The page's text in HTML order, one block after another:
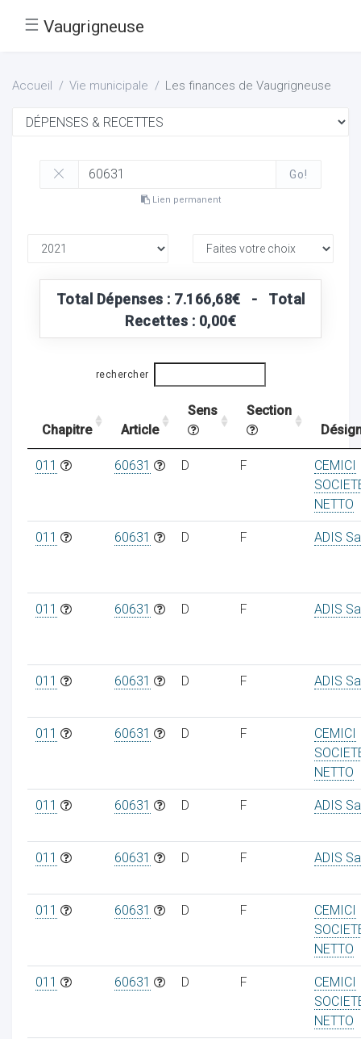
☰ Vaugrigneuse
Accueil Vie municipale Les finances de Vaugrigneuse
Go!
Lien permanent
Total Dépenses : 7.166,68€ - Total
Recettes : 0,00€
rechercher
Chapitre Article
Sens
Section
011 60631 D F
CEMICI
NETTO
011 60631 D F ADIS
011 60631 D F ADIS
011 60631 D F ADIS
011 60631 D F
CEMICI
NETTO
011 60631 D F ADIS
011 60631 D F ADIS
011 60631 D F
CEMICI
NETTO
011 60631 D F
CEMICI
NETTO